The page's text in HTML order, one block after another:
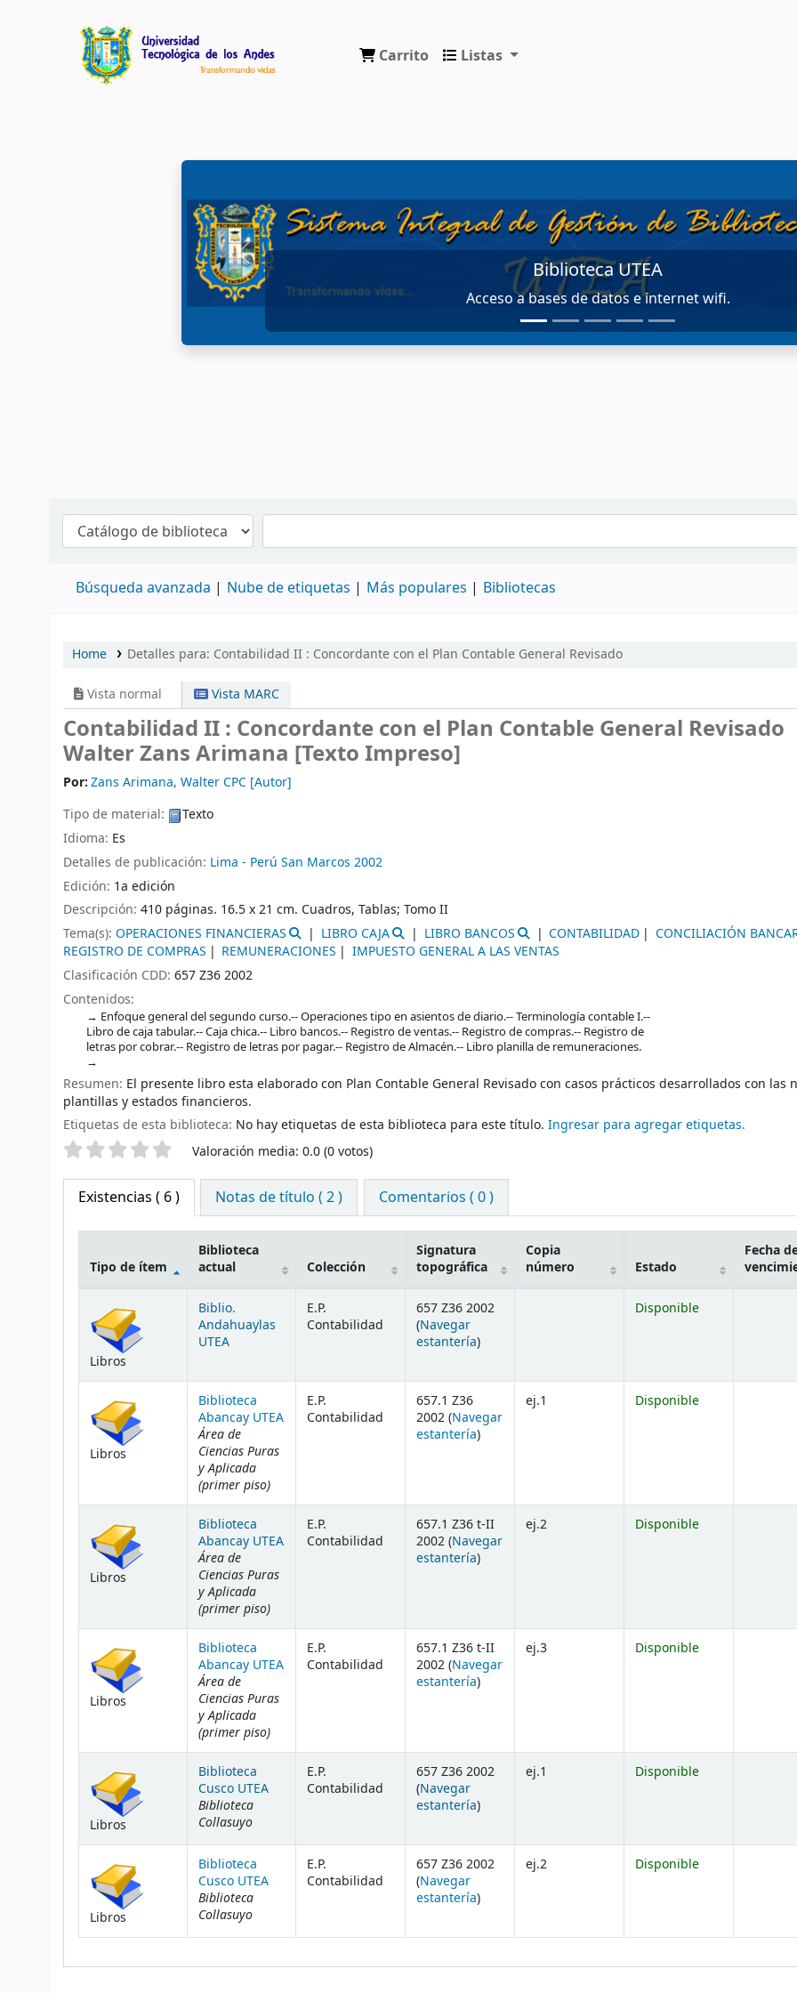
Biblioteca Virtual Universidad Tecnológica de los Andes
Carrito Listas
Búsqueda avanzada Nube de etiquetas Más populares Bibliotecas
Home Detalles para: Contabilidad II : Concordante con el Plan Contable General Revisado
Vista normal Vista MARC
Contabilidad II : Concordante con el Plan Contable General Revisado
Walter Zans Arimana [Texto Impreso]
Por:Zans Arimana, Walter CPC [Autor]
Tipo de material:
Texto
Idioma: Es
Detalles de publicación: Lima - Perú San Marcos 2002
Edición: 1a edición
Descripción: 410 páginas. 16.5 x 21 cm. Cuadros, Tablas; Tomo II
Tema(s): OPERACIONES FINANCIERAS LIBRO CAJA LIBRO BANCOS CONTABILIDAD
CONCILIACIÓN
REGISTRO DE COMPRAS
REMUNERACIONES
IMPUESTO GENERAL A LAS VENTAS
Clasificación CDD: 657 Z36 2002
Contenidos:
Enfoque general del segundo curso.-- Operaciones tipo en asientos de diario.-- Terminología contable I.--
Libro de caja tabular.-- Caja chica.-- Libro bancos.-- Registro de ventas.-- Registro de compras.-- Registro de
letras por cobrar.-- Registro de letras por pagar.-- Registro de Almacén.-- Libro planilla de remuneraciones.
Resumen: El presente libro esta elaborado con Plan Contable General Revisado con casos prácticos desarrollados con las
plantillas y estados financieros.
Etiquetas de esta biblioteca: No hay etiquetas de esta biblioteca para este título. Ingresar para agregar etiquetas.
Valoración Valoración media: 0.0 (0 votos)
Existencias ( 6 ) Notas de título ( 2 ) Comentarios ( 0 )
Tipo de ítem
Biblioteca
actual
Colección
Signatura
topográfica
Copia
número
Estado
Fecha
Libros
Biblio.
Andahuaylas
UTEA
E.P.
Contabilidad
657 Z36 2002
(Navegar
estantería(Abre debajo)
)
Disponible
Libros
Biblioteca
Abancay UTEA
Área de
Ciencias Puras
y Aplicada
(primer piso)
E.P.
Contabilidad
657.1 Z36
2002 (Navegar
estantería(Abre debajo)
)
ej.1 Disponible
Libros
Biblioteca
Abancay UTEA
Área de
Ciencias Puras
y Aplicada
(primer piso)
E.P.
Contabilidad
657.1 Z36 t-II
2002 (Navegar
estantería(Abre debajo)
)
ej.2 Disponible
Libros
Biblioteca
Abancay UTEA
Área de
Ciencias Puras
y Aplicada
(primer piso)
E.P.
Contabilidad
657.1 Z36 t-II
2002 (Navegar
estantería(Abre debajo)
)
ej.3 Disponible
Libros
Biblioteca
Cusco UTEA
Biblioteca
Collasuyo
E.P.
Contabilidad
657 Z36 2002
(Navegar
estantería(Abre debajo)
)
ej.1 Disponible
Libros
Biblioteca
Cusco UTEA
Biblioteca
Collasuyo
E.P.
Contabilidad
657 Z36 2002
(Navegar
estantería(Abre debajo)
)
ej.2 Disponible